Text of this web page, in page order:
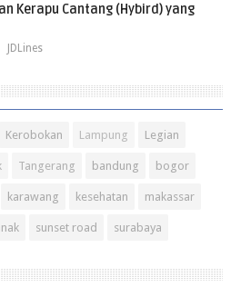
Kerapu Cantang (Hybird) yang
JDLines
Kerobokan Lampung Legian
Tangerang bandung bogor
karawang kesehatan makassar
sunset road surabaya